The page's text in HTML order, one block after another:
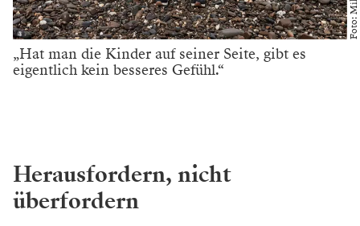
„Hat man die Kinder auf seiner Seite, gibt es
eigentlich kein besseres Gefühl.“
Herausfordern, nicht
überfordern